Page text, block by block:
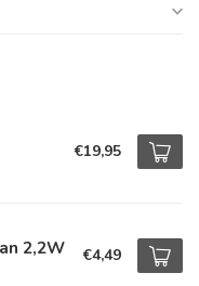
€19,95
2,2W €4,49